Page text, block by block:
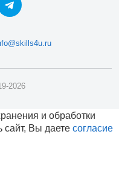
2026
и обработки
сайт, Вы даете согласие